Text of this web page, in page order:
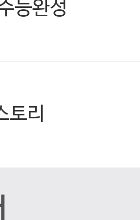
능완성
토리